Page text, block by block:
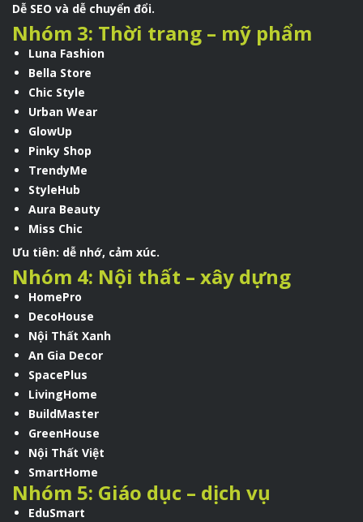
Dễ SEO và dễ chuyển đổi.
Nhóm 3: Thời trang – mỹ phẩm
Luna Fashion
Bella Store
Chic Style
Urban Wear
GlowUp
Pinky Shop
TrendyMe
StyleHub
Aura Beauty
Miss Chic
Ưu tiên: dễ nhớ, cảm xúc.
Nhóm 4: Nội thất – xây dựng
HomePro
DecoHouse
Nội Thất Xanh
An Gia Decor
SpacePlus
LivingHome
BuildMaster
GreenHouse
Nội Thất Việt
SmartHome
Nhóm 5: Giáo dục – dịch vụ
EduSmart